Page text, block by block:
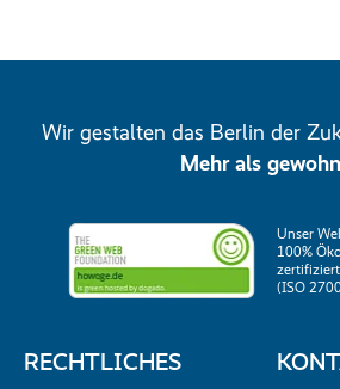
Wir gestalten das Berlin der
Mehr als
Unser
100%
(ISO
RECHTLICHES